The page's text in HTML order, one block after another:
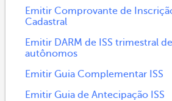
Emitir Comprovante de
Cadastral
Emitir DARM de ISS trimestral
autônomos
Emitir Guia Complementar ISS
Emitir Guia de Antecipação ISS